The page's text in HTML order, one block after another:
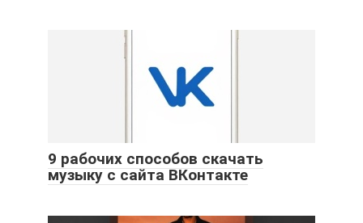
9 рабочих способов скачать
музыку с сайта ВКонтакте